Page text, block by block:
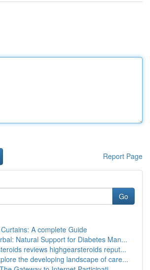
Report Page
Go
A complete Guide
Natural Support for Diabetes Man...
reviews highgearsteroids reput...
the developing landscape of care...